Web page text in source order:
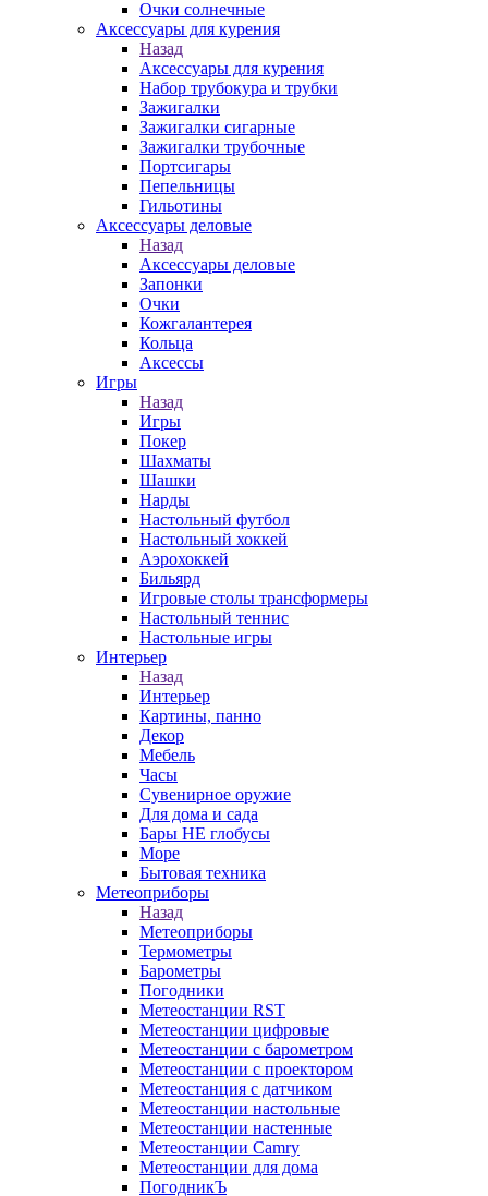
Очки солнечные
Аксессуары для курения
Назад
Аксессуары для курения
Набор трубокура и трубки
Зажигалки
Зажигалки сигарные
Зажигалки трубочные
Портсигары
Пепельницы
Гильотины
Аксессуары деловые
Назад
Аксессуары деловые
Запонки
Очки
Кожгалантерея
Кольца
Аксессы
Игры
Назад
Игры
Покер
Шахматы
Шашки
Нарды
Настольный футбол
Настольный хоккей
Аэрохоккей
Бильярд
Игровые столы трансформеры
Настольный теннис
Настольные игры
Интерьер
Назад
Интерьер
Картины, панно
Декор
Мебель
Часы
Сувенирное оружие
Для дома и сада
Бары НЕ глобусы
Море
Бытовая техника
Метеоприборы
Назад
Метеоприборы
Термометры
Барометры
Погодники
Метеостанции RST
Метеостанции цифровые
Метеостанции с барометром
Метеостанции с проектором
Метеостанция с датчиком
Метеостанции настольные
Метеостанции настенные
Метеостанции Camry
Метеостанции для дома
ПогодникЪ